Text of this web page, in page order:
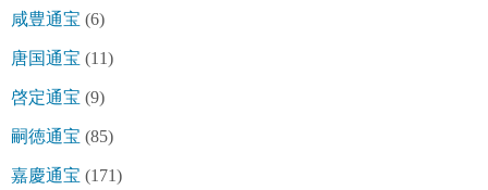
咸豊通宝 (6)
唐国通宝 (11)
啓定通宝 (9)
嗣徳通宝 (85)
嘉慶通宝 (171)